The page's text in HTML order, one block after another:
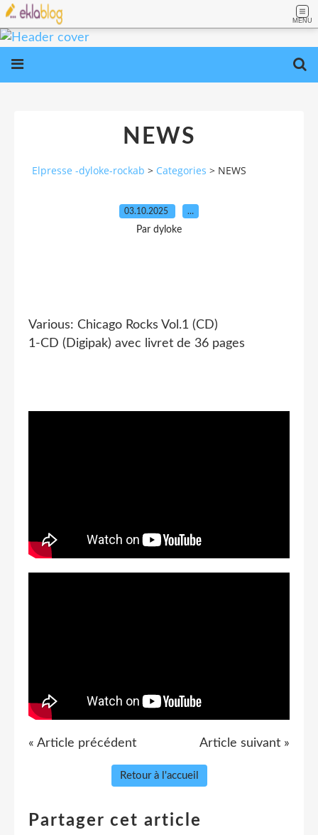
MENU
NEWS
Elpresse -dyloke-rockab > Categories > NEWS
03.10.2025 …
Par dyloke
Various: Chicago Rocks Vol.1 (CD)
1-CD (Digipak) avec livret de 36 pages
« Article précédent Article suivant »
Retour à l'accueil
Partager cet article